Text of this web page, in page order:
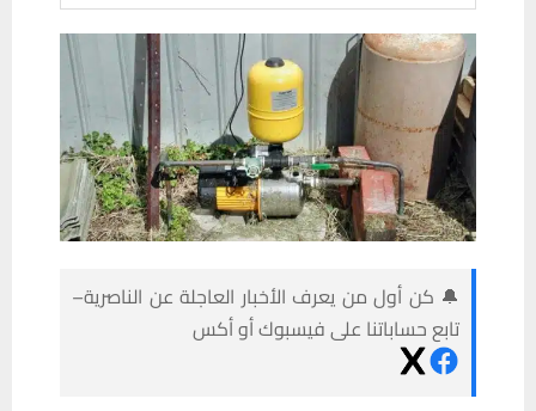
🔔 كن أول من يعرف الأخبار العاجلة عن الناصرية–
تابع حساباتنا على فيسبوك أو أكس